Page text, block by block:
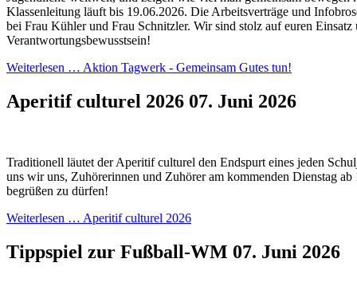
Klassenleitung läuft bis 19.06.2026. Die Arbeitsverträge und
bei Frau Kühler und Frau Schnitzler. Wir sind stolz auf euren Einsatz
Verantwortungsbewusstsein!
Weiterlesen … Aktion Tagwerk - Gemeinsam Gutes tun!
Aperitif culturel 2026 07. Juni 2026
Traditionell läutet der Aperitif culturel den Endspurt eines jeden
uns wir uns, Zuhörerinnen und Zuhörer am kommenden Dienstag
begrüßen zu dürfen!
Weiterlesen … Aperitif culturel 2026
Tippspiel zur Fußball-WM 07. Juni 2026